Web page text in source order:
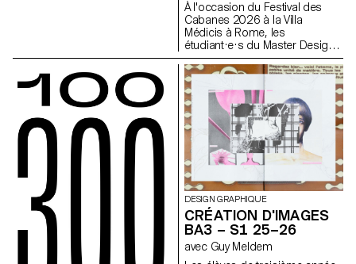
À l'occasion du Festival des
Cabanes 2026 à la Villa
Médicis à Rome, les
étudiant·e·s du Master Design
de Produit ont été invités à
développer un projet en lien
avec le jardin de la Villa, en
collaboration avec le célèbre
fabricant italien de
céramique Mutina. Les jardins
de la Villa offrent un contexte
historique et spatial riche,
propice à l'exploration de
l'esthétique, des fonctions et de
l'interaction avec les visiteurs.
Les étudiant·e·s ont eu accès à
l'ensemble du catalogue Mutina
(carreaux, briques et autres
matériaux) pour construire leurs
installations. Le projet a été
sélectionné et accompagné
DESIGN GRAPHIQUE
CRÉATION D'IMAGES
BA3 – S1 25–26
avec Guy Meldem